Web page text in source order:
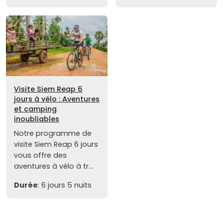
Visite Siem Reap 6
jours à vélo : Aventures
et camping
inoubliables
Notre programme de
visite Siem Reap 6 jours
vous offre des
aventures à vélo à tr...
Durée: 6 jours 5 nuits